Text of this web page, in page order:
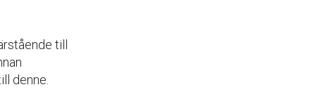
till
denne.